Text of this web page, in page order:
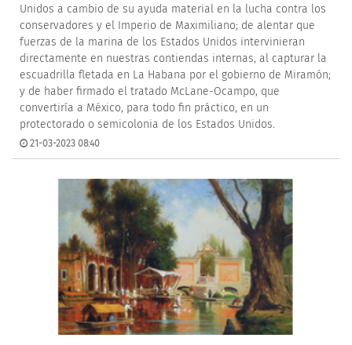
Unidos a cambio de su ayuda material en la lucha contra los
conservadores y el Imperio de Maximiliano; de alentar que
fuerzas de la marina de los Estados Unidos intervinieran
directamente en nuestras contiendas internas, al capturar la
escuadrilla fletada en La Habana por el gobierno de Miramón;
y de haber firmado el tratado McLane-Ocampo, que
convertiría a México, para todo fin práctico, en un
protectorado o semicolonia de los Estados Unidos.
21-03-2023 08:40